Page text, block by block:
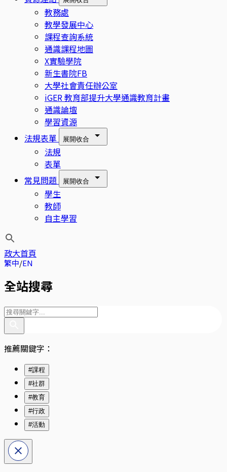
教務處
教學發展中心
課程查詢系統
通識課程地圖
X實驗學院
新生書院FB
大學社會責任辦公室
iGER 教育部提升大學通識教育計畫
通識論壇
學習資源
法規表單
展開收合
法規
表單
常見問題
展開收合
學生
教師
自主學習
政大首頁
繁中 EN
全站搜尋
推薦關鍵字：
#課程
#社群
#教育
#行政
#活動